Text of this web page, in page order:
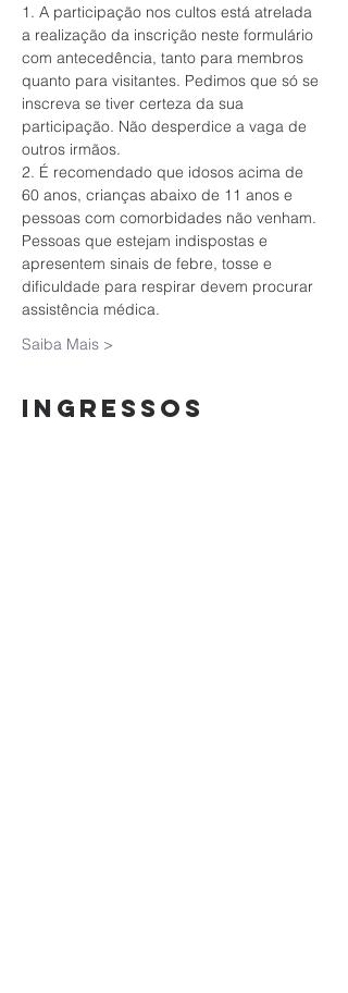
1. A participação nos cultos está atrelada
a realização da inscrição neste formulário
com antecedência, tanto para membros
quanto para visitantes. Pedimos que só se
inscreva se tiver certeza da sua
participação. Não desperdice a vaga de
outros irmãos.
2. É recomendado que idosos acima de
60 anos, crianças abaixo de 11 anos e
pessoas com comorbidades não venham.
Pessoas que estejam indispostas e
apresentem sinais de febre, tosse e
dificuldade para respirar devem procurar
assistência médica.
Saiba Mais >
Ingressos